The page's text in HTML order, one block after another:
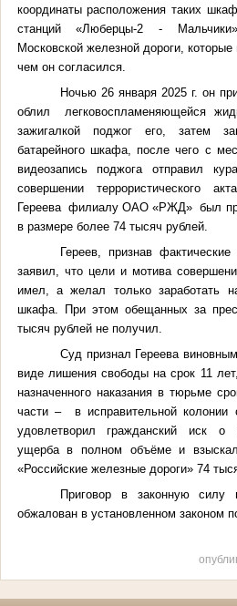
координаты расположения таких
станций «Люберцы-2 - Мальчики»
Московской железной дороги,
чем он согласился.
Ночью 26 января 2025 г. он
облил легковоспламеняющейся
зажигалкой поджог его, затем
батарейного шкафа, после чего с
видеозапись поджога отправил
совершении террористического
Гереева филиалу ОАО «РЖД» был
в размере более 74 тысяч рублей.
Гереев, признав фактические
заявил, что цели и мотива
имел, а желал только заработать
шкафа. При этом обещанных за
тысяч рублей не получил.
Суд признал Гереева
виде лишения свободы на срок 11
назначенного наказания в тюрьме
части – в исправительной колонии
удовлетворил гражданский иск о
ущерба в полном объёме и
«Российские железные дороги» 74
Приговор в законную
обжалован в установленном законом